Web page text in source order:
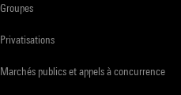
Groupes
Privatisations
Marchés publics et appels à concurrence